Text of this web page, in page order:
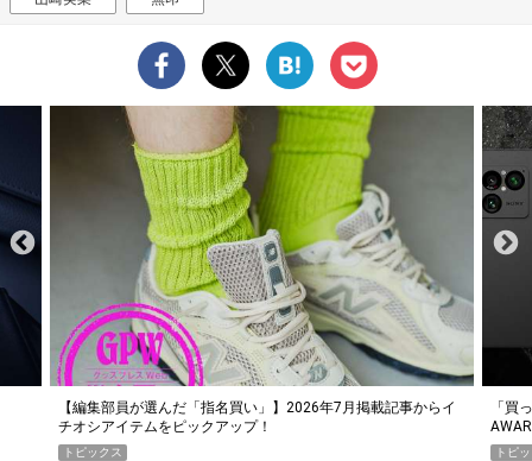
「買って損なし」の極上スマホ5選【GoodsPress 2026上半期
AWARD】
トピックス
薄着
PR